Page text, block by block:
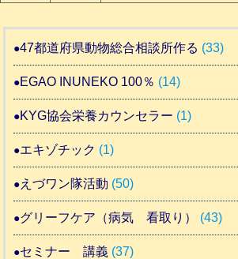
47都道府県動物総合相談所作る (33)
EGAO INUNEKO 100％ (14)
KYG協会栄養カウンセラー (1)
エキゾチック (1)
えづワン隊活動 (50)
グリーフケア（病気 看取り） (43)
セミナー 講義 (37)